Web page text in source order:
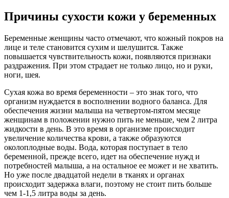
Причины сухости кожи у беременных
Беременные женщины часто отмечают, что кожный покров на
лице и теле становится сухим и шелушится. Также
повышается чувствительность кожи, появляются признаки
раздражения. При этом страдает не только лицо, но и руки,
ноги, шея.
Сухая кожа во время беременности – это знак того, что
организм нуждается в восполнении водного баланса. Для
обеспечения жизни малыша на четвертом-пятом месяце
женщинам в положении нужно пить не меньше, чем 2 литра
жидкости в день. В это время в организме происходит
увеличение количества крови, а также образуются
околоплодные воды. Вода, которая поступает в тело
беременной, прежде всего, идет на обеспечение нужд и
потребностей малыша, а на остальное ее может и не хватить.
Но уже после двадцатой недели в тканях и органах
происходит задержка влаги, поэтому не стоит пить больше
чем 1-1,5 литра воды за день.